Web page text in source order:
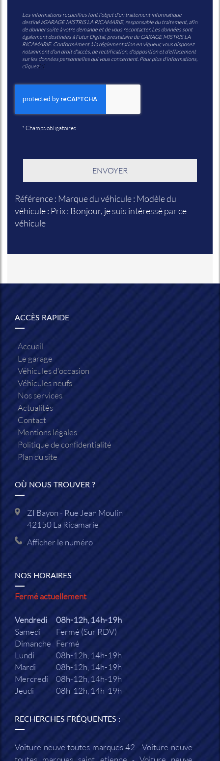
Les informations recueillies font l’objet d’un traitement informatique
destiné àGARAGE MISTRIS LA RICAMARIE, responsable du traitement, afin
de donner suite à votre demande et de vous recontacter. Les données sont
également destinées à Futur Digital, prestataire de GARAGE MISTRIS LA
RICAMARIE. Conformément à la réglementation en vigueur, vous disposez
notamment d'un droit d'accès, de rectification, d'opposition et d'effacement
sur les données personnelles qui vous concernent. Pour plus d’informations,
cliquezici.
* Champs obligatoires
Référence : Marque du véhicule : Modèle du
véhicule : Prix : Bonjour, je suis intéressé par ce
véhicule
ACCÈS RAPIDE
Accueil
Le garage
Véhicules d'occasion
Véhicules neufs
Nos services
Actualités
Contact
Mentions légales
Politique de confidentialité
Plan du site
OÙ NOUS TROUVER ?
ZI Bayon - Rue Jean Moulin
42150La Ricamarie
Afficher le numéro
NOS HORAIRES
Fermé actuellement
Vendredi
08h-12h, 14h-19h
Samedi
Fermé (Sur RDV)
Dimanche Fermé
Lundi
08h-12h, 14h-19h
Mardi
08h-12h, 14h-19h
Mercredi
08h-12h, 14h-19h
Jeudi
08h-12h, 14h-19h
RECHERCHES FRÉQUENTES :
Voiture neuve toutes marques 42
Voiture neuve